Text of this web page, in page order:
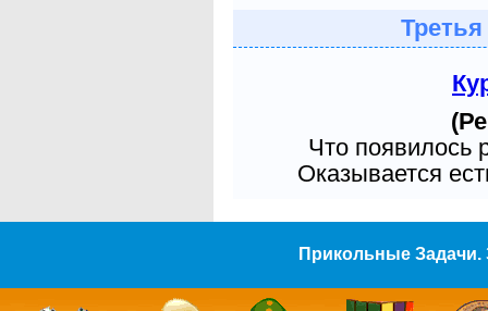
Что появилось
Оказывается
Прикольные Задачи.